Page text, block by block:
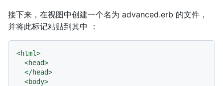
接下来，在视图中创建一个名为 advanced.erb 的文件，
并将此标记粘贴到其中 ：
<html>
<head>
</head>
<body>